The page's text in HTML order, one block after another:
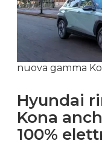
nuova gamma
Hyundai
Kona
100%